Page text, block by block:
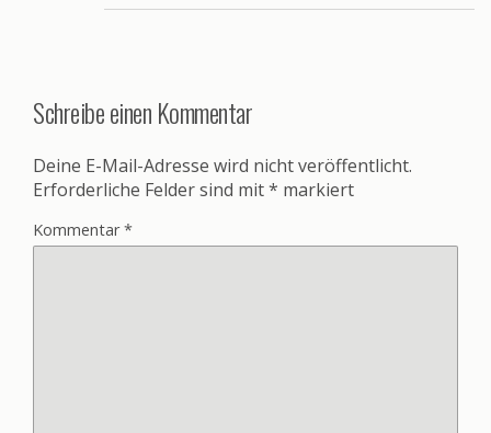
Schreibe einen Kommentar
Deine E-Mail-Adresse wird nicht veröffentlicht.
Erforderliche Felder sind mit* markiert
Kommentar*